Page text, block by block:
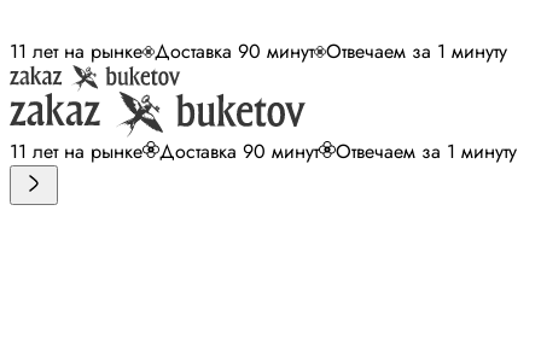
11 лет на рынке Доставка 90 минут Отвечаем за 1 минуту
11 лет на рынке Доставка 90 минут Отвечаем за 1 минуту